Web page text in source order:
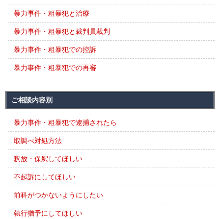
暴力事件・粗暴犯と治療
暴力事件・粗暴犯と裁判員裁判
暴力事件・粗暴犯での控訴
暴力事件・粗暴犯での再審
ご相談内容別
暴力事件・粗暴犯で逮捕されたら
取調べ対処方法
釈放・保釈してほしい
不起訴にしてほしい
前科がつかないようにしたい
執行猶予にしてほしい